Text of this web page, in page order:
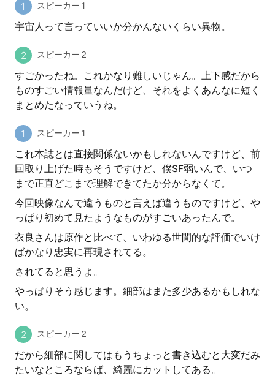
スピーカー 1
宇宙人って言っていいか分かんないくらい異物。
スピーカー 2
すごかったね。これかなり難しいじゃん。上下感だから
ものすごい情報量なんだけど、それをよくあんなに短く
まとめたなっていうね。
スピーカー 1
これ本誌とは直接関係ないかもしれないんですけど、前
回取り上げた時もそうですけど、僕SF弱いんで、いつ
まで正直どこまで理解できてたか分からなくて。
今回映像なんで違うものと言えば違うものですけど、や
っぱり初めて見たようなものがすごいあったんで。
衣良さんは原作と比べて、いわゆる世間的な評価でいけ
ばかなり忠実に再現されてる。
されてると思うよ。
やっぱりそう感じます。細部はまた多少あるかもしれな
い。
スピーカー 2
だから細部に関してはもうちょっと書き込むと大変だみ
たいなところならば、綺麗にカットしてある。